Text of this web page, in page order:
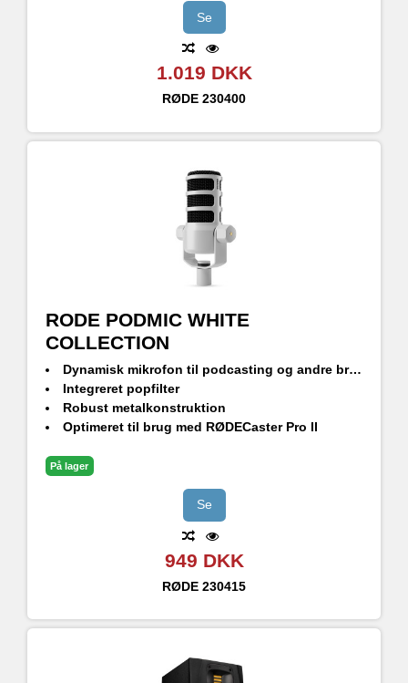
Se
1.019 DKK
RØDE 230400
RODE PODMIC WHITE
COLLECTION
Dynamisk mikrofon til podcasting og andre broadcast-opgaver.
Integreret popfilter
Robust metalkonstruktion
Optimeret til brug med RØDECaster Pro II
På lager
Se
949 DKK
RØDE 230415